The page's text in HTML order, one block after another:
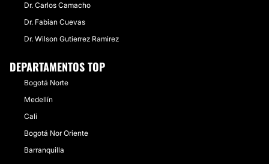
Dr. Carlos Camacho
Dr. Fabian Cuevas
Dr. Wilson Gutierrez Ramirez
DEPARTAMENTOS TOP
Bogotá Norte
Medellín
Cali
Bogotá Nor Oriente
Barranquilla